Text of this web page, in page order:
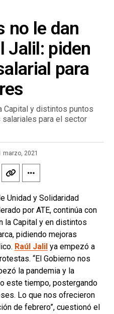
no le dan
Jalil: piden
para
Capital y distintos puntos
para el sector
marzo, 2021
Unidad y Solidaridad
por ATE, continúa con
la Capital y en distintos
pidiendo mejoras
Raúl Jalil ya empezó a
“El Gobierno nos
la pandemia y la
este tiempo, postergando
Lo que nos ofrecieron
de febrero”, cuestionó el